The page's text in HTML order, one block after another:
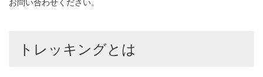
レキとは
トレッキング、ノルディックウォーキングなどの分野で、高い評